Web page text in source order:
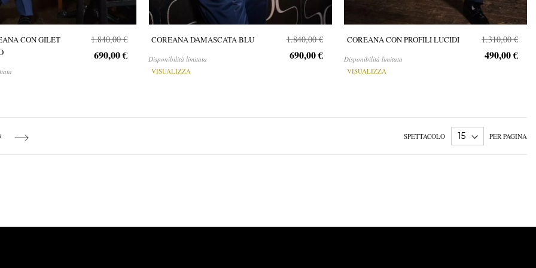
CON GILET
1.840,00 €
690,00 €
COREANA DAMASCATA BLU
Disponibilità limitata
VISUALIZZA
1.840,00 €
690,00 €
COREANA CON PROFILI LUCIDI
Disponibilità limitata
VISUALIZZA
1.310,00 €
490,00 €
reading page
Page
Next SPETTACOLO PER PAGINA